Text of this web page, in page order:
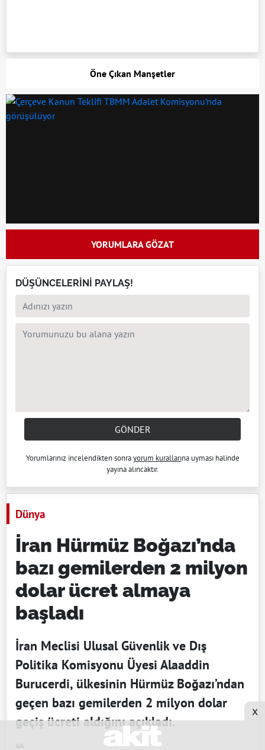
Öne Çıkan Manşetler
YORUMLARA GÖZAT
DÜŞÜNCELERİNİ PAYLAŞ!
GÖNDER
Yorumlarınız incelendikten sonrayorum kurallarına uyması halinde
yayına alıncaktır.
Dünya
İran Hürmüz Boğazı’nda
bazı gemilerden 2 milyon
dolar ücret almaya
başladı
İran Meclisi Ulusal Güvenlik ve Dış
Politika Komisyonu Üyesi Alaaddin
Burucerdi, ülkesinin Hürmüz Boğazı’ndan
geçen bazı gemilerden 2 milyon dolar
geçiş ücreti aldığını açıkladı.
AA
x